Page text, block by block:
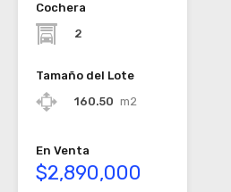
Cochera
2
Tamaño del Lote
160.50 m2
En Venta
$2,890,000